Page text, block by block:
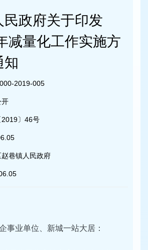
民政府关于印发
减量化工作实施方
知
2019-005
开
2019〕46号
巷镇人民政府
事业单位、新城一站大居：